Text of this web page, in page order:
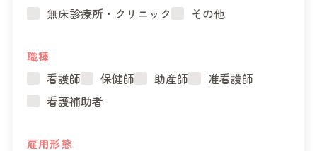
無床診療所・クリニック
その他
職種
看護師 保健師 助産師
准看護師
看護補助者
雇用形態